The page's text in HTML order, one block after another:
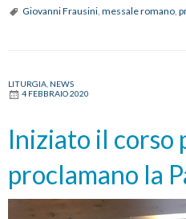
del
Messale
Romano
e
eucaristica
Giovanni Frausini, messale romano,
LITURGIA NEWS
4 FEBBRAIO 2020
Iniziato il corso
proclamano la